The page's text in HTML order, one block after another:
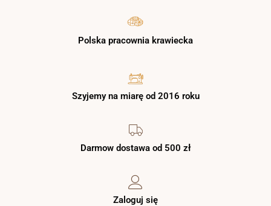
Polska pracownia krawiecka
Szyjemy na miarę od 2016 roku
Darmow dostawa od 500 zł
Zaloguj się